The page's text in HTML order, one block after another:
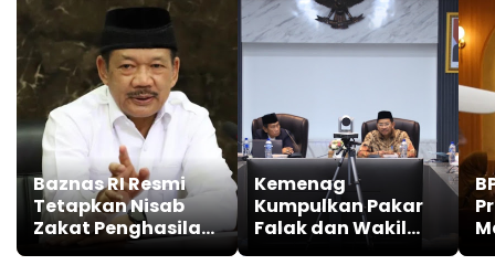
Baznas RI Resmi
Tetapkan Nisab
Zakat Penghasilan
2026, Berikut
Kemenag
Kumpulkan Pakar
Falak dan Wakil
Ormas Islam, Ada